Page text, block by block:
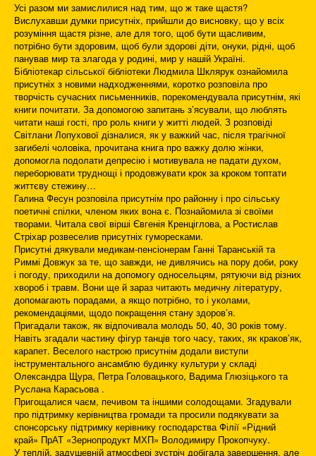
Усі разом ми замислилися над тим, що ж таке щастя?
Вислухавши думки присутніх, прийшли до висновку, що у всіх
розуміння щастя різне, але для того, щоб бути щасливим,
потрібно бути здоровим, щоб були здорові діти, онуки, рідні, щоб
панував мир та злагода у родині, мир у нашій Україні.
Бібліотекар сільської бібліотеки Людмила Шклярук ознайомила
присутніх з новими надходженнями, коротко розповіла про
творчість сучасних письменників, порекомендувала присутнім, які
книги почитати. За допомогою запитань з’ясували, що люблять
читати наші гості, про роль книги у житті людей. З розповіді
Світлани Лопухової дізналися, як у важкий час, після трагічної
загибелі чоловіка, прочитана книга про важку долю жінки,
допомогла подолати депресію і мотивувала не падати духом,
переборювати труднощі і продовжувати крок за кроком топтати
життєву стежину…
Галина Фесун розповіла присутнім про районну і про сільську
поетичні спілки, членом яких вона є. Познайомила зі своїми
творами. Читала свої вірші Євгенія Кренціглова, а Ростислав
Стріхар розвеселив присутніх гуморесками.
Присутні дякували медикам-пенсіонерам Ганні Таранській та
Риммі Довжук за те, що завжди, не дивлячись на пору доби, року
і погоду, приходили на допомогу односельцям, рятуючи від різних
хвороб і травм. Вони ще й зараз читають медичну літературу,
допомагають порадами, а якщо потрібно, то і уколами,
рекомендаціями, щодо покращення стану здоров’я.
Пригадали також, як відпочивала молодь 50, 40, 30 років тому.
Навіть згадали частину фігур танців того часу, таких, як краков’як,
карапет. Веселого настрою присутнім додали виступи
інструментального ансамблю будинку культури у складі
Олександра Щура, Петра Головацького, Вадима Глюзіцького та
Руслана Карасьова .
Пригощалися чаєм, печивом та іншими солодощами. Згадували
про підтримку керівництва громади та просили подякувати за
спонсорську підтримку керівнику господарства Філії «Рідний
край» ПрАТ «Зернопродукт МХП» Володимиру Прокопчуку.
У теплій, задушевній атмосфері зустріч добігала завершення, але